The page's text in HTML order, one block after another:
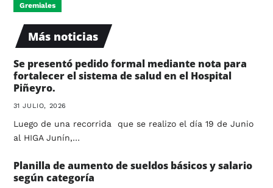
Gremiales
Más noticias
Se presentó pedido formal mediante nota para
fortalecer el sistema de salud en el Hospital
Piñeyro.
31 JULIO, 2026
Luego de una recorrida que se realizo el día 19 de Junio
al HIGA Junín,…
Planilla de aumento de sueldos básicos y salario
según categoría